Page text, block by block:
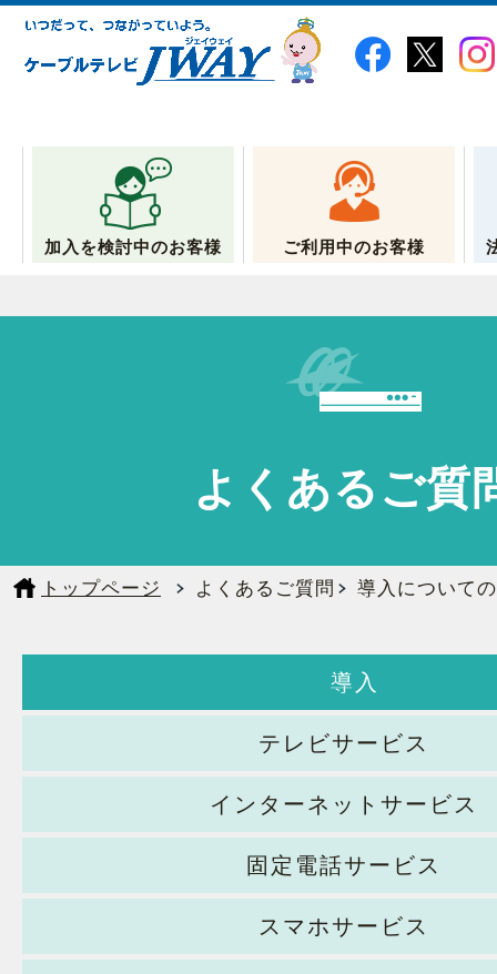
加入を検討中のお客様 ご利用中のお客様
よくあるご質
トップページ よくあるご質問 導入について
導入
テレビサービス
インターネットサービス
固定電話サービス
スマホサービス